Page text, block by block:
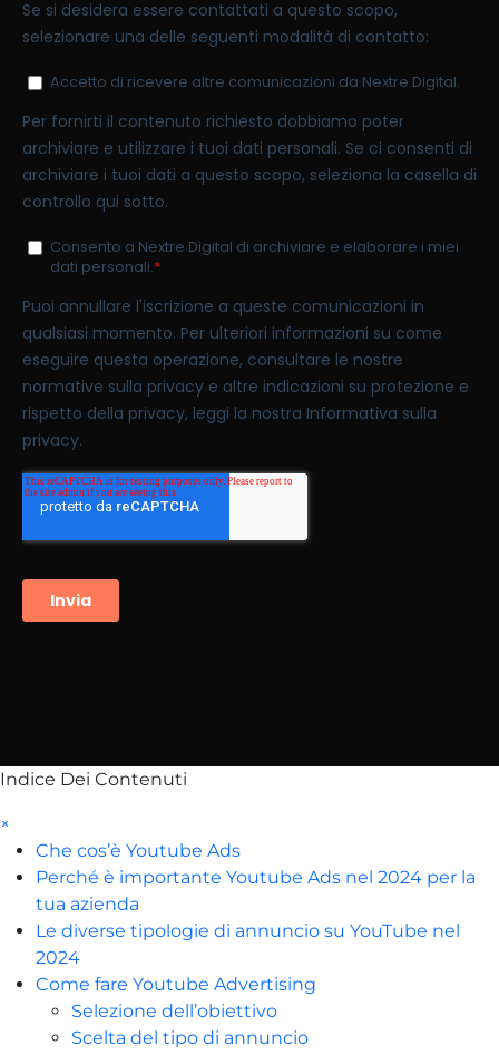
Indice Dei Contenuti
×
Che cos’è Youtube Ads
Perché è importante Youtube Ads nel 2024 per la
tua azienda
Le diverse tipologie di annuncio su YouTube nel
2024
Come fare Youtube Advertising
Selezione dell’obiettivo
Scelta del tipo di annuncio